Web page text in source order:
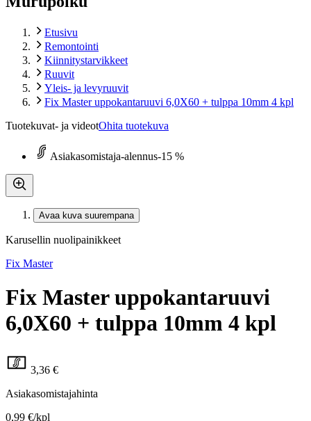
Etusivu
Remontointi
Kiinnitystarvikkeet
Ruuvit
Yleis- ja levyruuvit
Fix Master uppokantaruuvi 6,0X60 + tulppa 10mm 4 kpl
Tuotekuvat- ja videotOhita tuotekuva
Asiakasomistaja-alennus-15 %
Avaa kuva suurempana
Karusellin nuolipainikkeet
Fix Master
Fix Master uppokantaruuvi
6,0X60 + tulppa 10mm 4 kpl
3,36 €
Asiakasomistajahinta
0,99 €/kpl